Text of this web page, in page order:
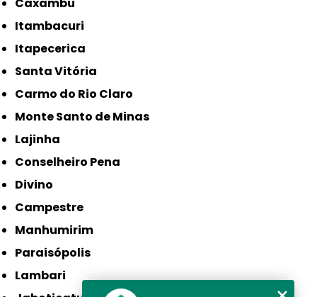
Itambacuri
Itapecerica
Santa Vitória
Carmo do Rio Claro
Monte Santo de Minas
Lajinha
Conselheiro Pena
Divino
Campestre
Manhumirim
Paraisópolis
Lambari